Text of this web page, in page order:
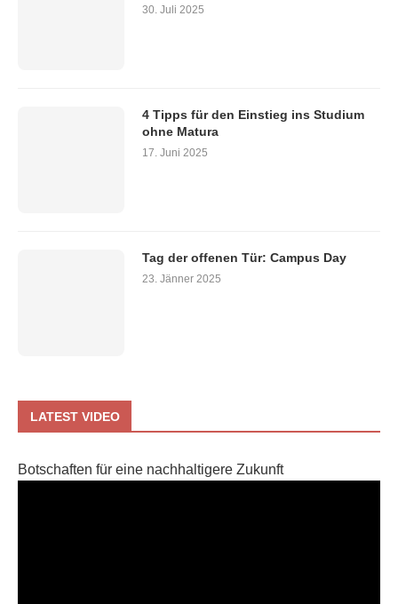
30. Juli 2025
4 Tipps für den Einstieg ins Studium
ohne Matura
17. Juni 2025
Tag der offenen Tür: Campus Day
23. Jänner 2025
LATEST VIDEO
Botschaften für eine nachhaltigere Zukunft